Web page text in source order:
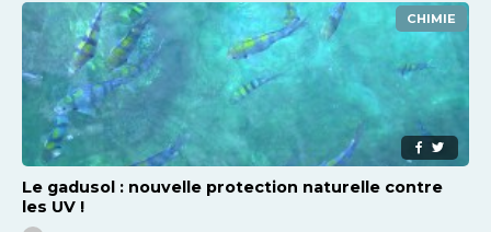
CHIMIE
Le gadusol : nouvelle protection naturelle contre
les UV !